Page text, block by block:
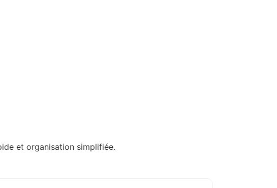
et organisation simplifiée.